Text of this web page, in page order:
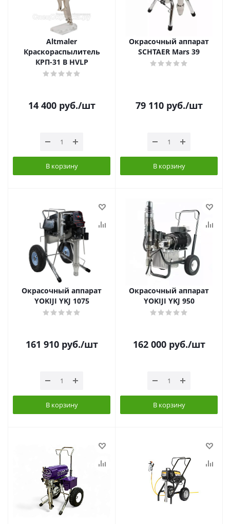
Altmaler
Краскораспылитель
КРП-31 В HVLP
14 400руб./шт
В корзину
Окрасочный аппарат
SCHTAER Mars 39
79 110руб./шт
В корзину
Окрасочный аппарат
YOKIJI YKJ 1075
161 910руб./шт
В корзину
Окрасочный аппарат
YOKIJI YKJ 950
162 000руб./шт
В корзину